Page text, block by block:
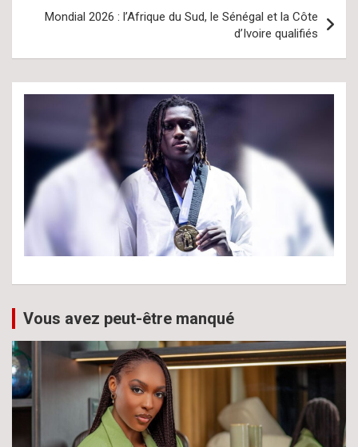
Mondial 2026 : l’Afrique du Sud, le Sénégal et la Côte
d’Ivoire qualifiés
Vous avez peut-être manqué